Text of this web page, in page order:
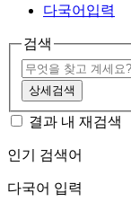
다국어입력
검색
상세검색
결과 내 재검색
인기 검색어
다국어 입력